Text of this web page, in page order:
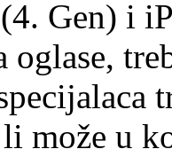
Gen) i
oglase,
može u